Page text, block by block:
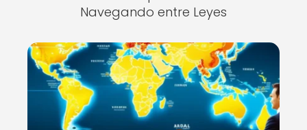
Navegando entre Leyes